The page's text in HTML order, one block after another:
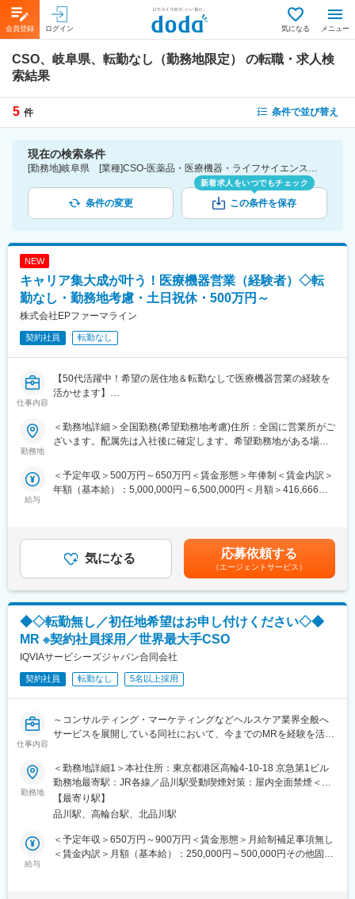
会員登録 ログイン 気になる メニュー
CSO、岐阜県、転勤なし（勤務地限定）
の転職・求人検
索結果
5 件 条件で並び替え
現在の検索条件
[勤務地]岐阜県 [業種]CSO-医薬品・医療機器・ライフサイエンス・医療系サービス [こだわり条件ピックアップ]転勤なし（勤務地限定） [詳細条件](募集・採用情報)転勤なし（勤務地限定）
条件の変更
新着求人をいつでもチェック
この条件を保存
NEW
キャリア集大成が叶う！医療機器営業（経験者）◇転
勤なし・勤務地考慮・土日祝休・500万円～
株式会社EPファーマライン
契約社員 転勤なし
仕事内容
【50代活躍中！希望の居住地＆転勤なしで医療機器営業の経験を
活かせます】
【はじめに】
大手CSO、EPファーマラインでは医療機器営業においてベテラン
方が可能です。
主に医療機器メーカーを早期退職したメンバー、介護などで短期
【業務内容】
入社後は配属前研修を受けたのち、当社クライアントである医療
機器メーカーへ配属されます。
行っていただくお仕事は、医療機器メーカーとして製品のシェア
拡大と適正使用のための働きかけ。
医療機器営業時代に培った経験をそのまま活かしていただきま
す。
今までのご経験を活かせるプロジェクトをご提案いたします。
■入社後も強力なバックアップが受けられます！
業界のご経験があっても、会社が異なれば「当たり前」も異なり
業界経験者だからこそのギャップをいち早く解消するのが、本部
スタッフであるプロジェクトマネージャーの役割です。
1人のプロジェクトマネージャーが管理する営業は約20名程度で
あり、相談事があればいつでも連絡できる距離感です。
1～2カ月に一度の面談も実施しており、日々の業務だけでなく中
長期的な視点での相談も可能です。ぜひ頼ってください。
勤務地
＜勤務地詳細＞全国勤務(希望勤務地考慮)住所：全国に営業所がご
ざいます。配属先は入社後に確定します。希望勤務地がある場合
ます。）変更の範囲：会社の定める事業所
給与
＜予定年収＞500万円～650万円＜賃金形態＞年俸制＜賃金内訳＞
年額（基本給）：5,000,000円～6,500,000円＜月額＞416,666円
気になる 応募依頼する
（エージェントサービス）
◆◇転勤無し／初任地希望はお申し付けください◇◆
MR ※契約社員採用／世界最大手CSO
IQVIAサービシーズジャパン合同会社
契約社員 転勤なし 5名以上採用
仕事内容
～コンサルティング・マーケティングなどヘルスケア業界全般へ
サービスを展開している同社において、今までのMRを経験を活か
■具体的な業務詳細：これまでのMRとしての実績、経験をもと
に、同社のコントラクトMRとしてクライアントのビジネスに貢献
いただきます。
・現在MRは正社員採用を積極的に行っておりますが、ご転勤が難
しい方に向けて、契約社員採用も実施しております
・担当エリア内での訪問医療施設のターゲティング、担当医療施
勤務地
＜勤務地詳細1＞本社住所：東京都港区高輪4-10-18 京急第1ビル
勤務地最寄駅：JR各線／品川駅受動喫煙対策：屋内全面禁煙＜勤
務地詳細2＞全国住所：全国 ※希望勤務地はアドバイザーにお伝
えください。 受動喫煙対策：屋内全面禁煙変更の範囲：会社の定
【最寄り駅】
品川駅、高輪台駅、北品川駅
給与
＜予定年収＞650万円～900万円＜賃金形態＞月給制補足事項無し
＜賃金内訳＞月額（基本給）：250,000円～500,000円その他固定